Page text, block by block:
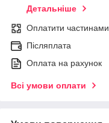
Детальніше
Оплатити частинами
Післяплата
Оплата на рахунок
Всі умови оплати